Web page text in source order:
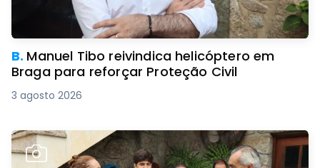
B. Manuel Tibo reivindica helicóptero em
Braga para reforçar Proteção Civil
3 agosto 2026